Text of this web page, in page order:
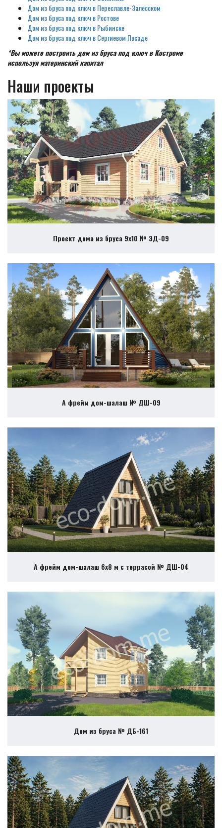
Дом из бруса под ключ в Переславле-Залесском
Дом из бруса под ключ в Ростове
Дом из бруса под ключ в Рыбинске
Дом из бруса под ключ в Сергиевом Посаде
*Вы можете построить дом из бруса под ключ в Костроме
используя материнский капитал
Наши проекты
Проект дома из бруса 9х10 № ЭД-09
А фрейм дом-шалаш № ДШ-09
А фрейм дом-шалаш 6х8 м с террасой № ДШ-04
Дом из бруса № ДБ-161